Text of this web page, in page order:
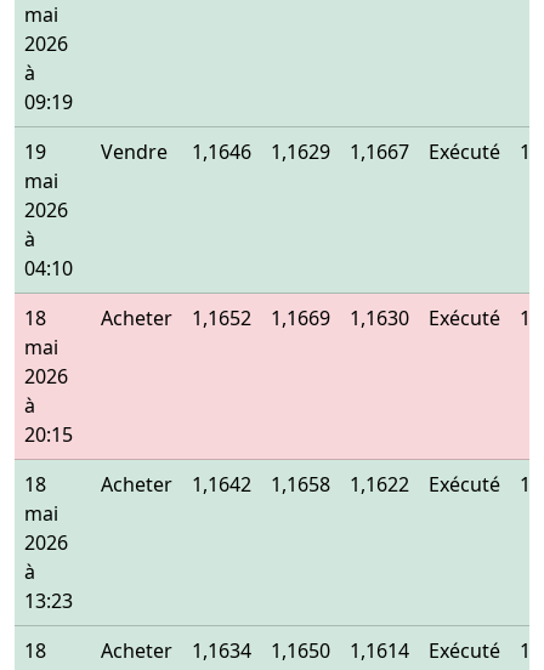
mai
2026
à
09:19
19
mai
2026
à
04:10
Vendre 1,1646 1,1629 1,1667 Exécuté
18
mai
2026
à
20:15
Acheter 1,1652 1,1669 1,1630 Exécuté
18
mai
2026
à
13:23
Acheter 1,1642 1,1658 1,1622 Exécuté
18
Acheter 1,1634 1,1650 1,1614 Exécuté